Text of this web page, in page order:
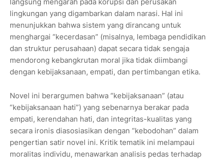
lingkungan yang digambarkan dalam narasi. Hal ini
menunjukkan bahwa sistem yang dirancang untuk
menghargai “kecerdasan” (misalnya, lembaga pendidikan
dan struktur perusahaan) dapat secara tidak sengaja
mendorong kebangkrutan moral jika tidak diimbangi
dengan kebijaksanaan, empati, dan pertimbangan etika.
Novel ini berargumen bahwa “kebijaksanaan” (atau
“kebijaksanaan hati”) yang sebenarnya berakar pada
empati, kerendahan hati, dan integritas-kualitas yang
secara ironis diasosiasikan dengan “kebodohan” dalam
pengertian satir novel ini. Kritik tematik ini melampaui
moralitas individu, menawarkan analisis pedas terhadap